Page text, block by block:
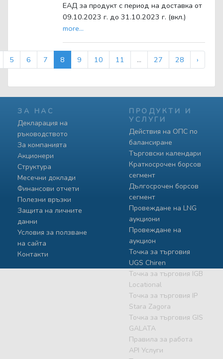
ЕАД за продукт с период на доставка от
09.10.2023 г. до 31.10.2023 г. (вкл.)
more...
5 6 7 8 9 10 11 ... 27 28 ›
ЗА НАС
Декларация на
ръководството
За компанията
Акционери
Структура
Месечни доклади
Финансови отчети
Полезни връзки
Защита на личните
данни
Условия за ползване
на сайта
Контакти
ПРОДУКТИ И
УСЛУГИ
Действия на ОПС по
балансиране
Търговски календари
Краткосрочен борсов
сегмент
Дългосрочен борсов
сегмент
Провеждане на LNG
аукциони
Провеждане на
аукцион
Точка за търговия
UGS Chiren
Точка за търговия IGB
Locational
Точка за търговия IP
Stara Zagora
Точка за търговия GIS
GALATA
Правила за работа
API Услуги